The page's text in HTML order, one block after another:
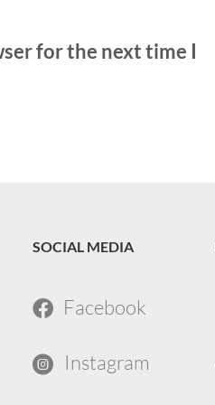
for the next time I
SOCIAL MEDIA
Facebook
Instagram